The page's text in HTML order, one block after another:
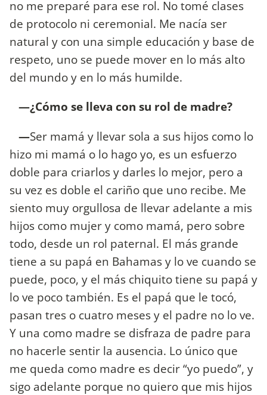
no me preparé para ese rol. No tomé clases
de protocolo ni ceremonial. Me nacía ser
natural y con una simple educación y base de
respeto, uno se puede mover en lo más alto
del mundo y en lo más humilde.
—¿Cómo se lleva con su rol de madre?
—Ser mamá y llevar sola a sus hijos como lo
hizo mi mamá o lo hago yo, es un esfuerzo
doble para criarlos y darles lo mejor, pero a
su vez es doble el cariño que uno recibe. Me
siento muy orgullosa de llevar adelante a mis
hijos como mujer y como mamá, pero sobre
todo, desde un rol paternal. El más grande
tiene a su papá en Bahamas y lo ve cuando se
puede, poco, y el más chiquito tiene su papá y
lo ve poco también. Es el papá que le tocó,
pasan tres o cuatro meses y el padre no lo ve.
Y una como madre se disfraza de padre para
no hacerle sentir la ausencia. Lo único que
me queda como madre es decir “yo puedo”, y
sigo adelante porque no quiero que mis hijos